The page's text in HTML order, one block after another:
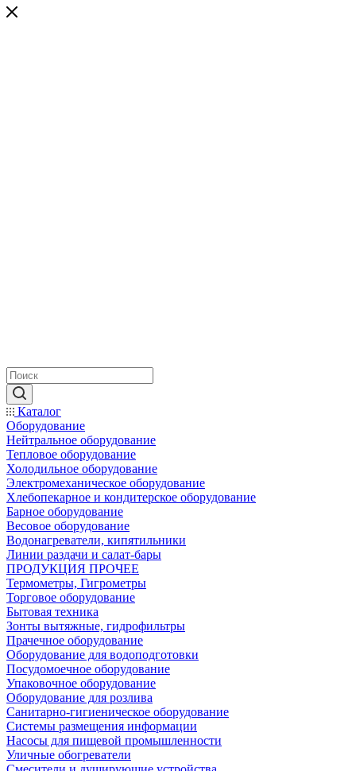
Каталог
Оборудование
Нейтральное оборудование
Тепловое оборудование
Холодильное оборудование
Электромеханическое оборудование
Хлебопекарное и кондитерское оборудование
Барное оборудование
Весовое оборудование
Водонагреватели, кипятильники
Линии раздачи и салат-бары
ПРОДУКЦИЯ ПРОЧЕЕ
Термометры, Гигрометры
Торговое оборудование
Бытовая техника
Зонты вытяжные, гидрофильтры
Прачечное оборудование
Оборудование для водоподготовки
Посудомоечное оборудование
Упаковочное оборудование
Оборудование для розлива
Санитарно-гигиеническое оборудование
Системы размещения информации
Насосы для пищевой промышленности
Уличные обогреватели